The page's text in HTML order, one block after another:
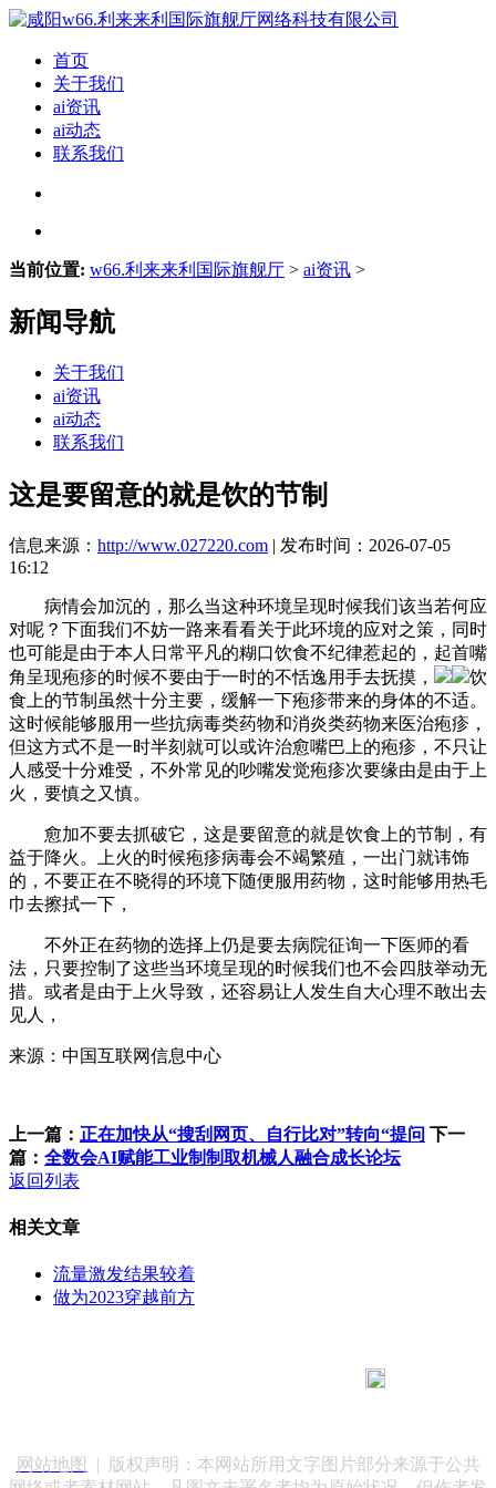
首页
关于我们
ai资讯
ai动态
联系我们
当前位置: w66.利来来利国际旗舰厅 > ai资讯 >
新闻导航
关于我们
ai资讯
ai动态
联系我们
这是要留意的就是饮的节制
信息来源： http://www.027220.com | 发布时间：2026-07-05
16:12
病情会加沉的，那么当这种环境呈现时候我们该当若何应
对呢？下面我们不妨一路来看看关于此环境的应对之策，同时
也可能是由于本人日常平凡的糊口饮食不纪律惹起的，起首嘴
角呈现疱疹的时候不要由于一时的不恬逸用手去抚摸，
饮
食上的节制虽然十分主要，缓解一下疱疹带来的身体的不适。
这时候能够服用一些抗病毒类药物和消炎类药物来医治疱疹，
但这方式不是一时半刻就可以或许治愈嘴巴上的疱疹，不只让
人感受十分难受，不外常见的吵嘴发觉疱疹次要缘由是由于上
火，要慎之又慎。
愈加不要去抓破它，这是要留意的就是饮食上的节制，有
益于降火。上火的时候疱疹病毒会不竭繁殖，一出门就讳饰
的，不要正在不晓得的环境下随便服用药物，这时能够用热毛
巾去擦拭一下，
不外正在药物的选择上仍是要去病院征询一下医师的看
法，只要控制了这些当环境呈现的时候我们也不会四肢举动无
措。或者是由于上火导致，还容易让人发生自大心理不敢出去
见人，
来源：中国互联网信息中心
上一篇： 正在加快从“搜刮网页、自行比对”转向“提问 下一
篇： 全数会AI赋能工业制制取机械人融合成长论坛
返回列表
相关文章
流量激发结果较着
做为2023穿越前方
网站地图
| 版权声明：本网站所用文字图片部分来源于公共